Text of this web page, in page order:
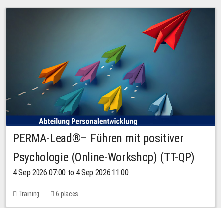
PERMA-Lead®– Führen mit positiver
Psychologie (Online-Workshop) (TT-QP)
4 Sep 2026 07:00 to 4 Sep 2026 11:00
Training 6 places